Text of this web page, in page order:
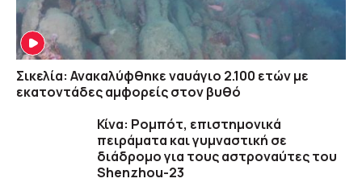
Σικελία: Ανακαλύφθηκε ναυάγιο 2.100 ετών με
εκατοντάδες αμφορείς στον βυθό
Κίνα: Ρομπότ, επιστημονικά
πειράματα και γυμναστική σε
διάδρομο για τους αστροναύτες του
Shenzhou-23